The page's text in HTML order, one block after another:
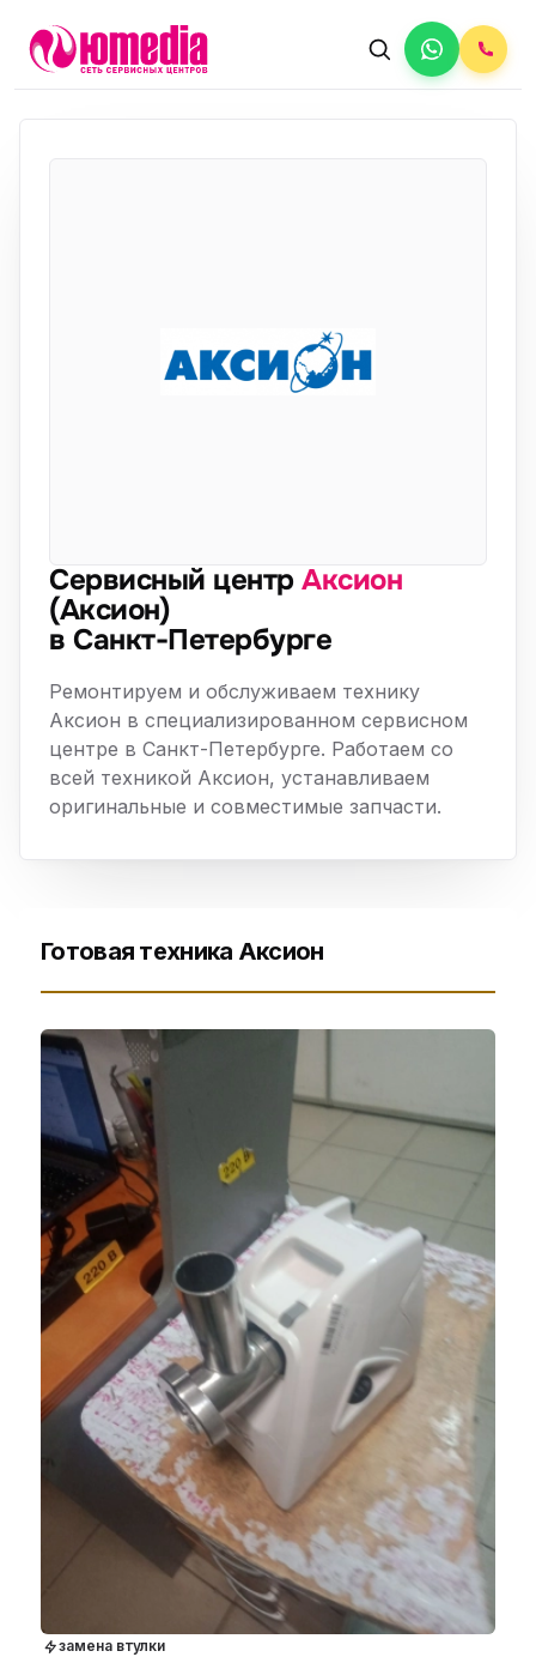
Сервисный центрАксион
(Аксион)
в Санкт-Петербурге
Ремонтируем и обслуживаем технику
Аксион в специализированном сервисном
центре в Санкт-Петербурге. Работаем со
всей техникой Аксион, устанавливаем
оригинальные и совместимые запчасти.
Готовая техника Аксион
замена втулки